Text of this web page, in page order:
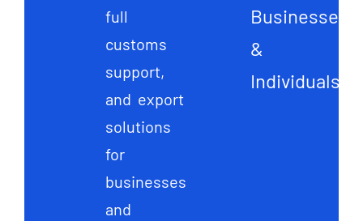
full
customs
support,
and export
solutions
for
businesses
and
Businesses
&
Individuals